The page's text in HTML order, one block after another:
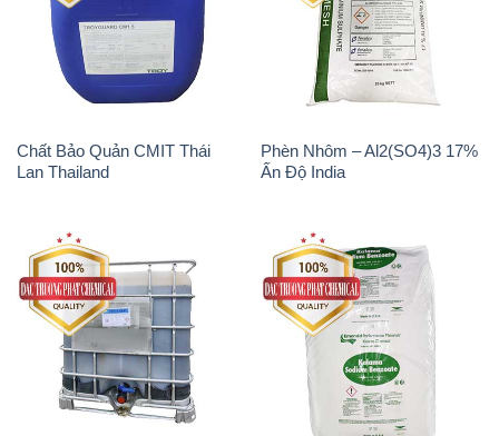
Chất Bảo Quản CMIT Thái
Lan Thailand
Phèn Nhôm – Al2(SO4)3 17%
Ấn Độ India